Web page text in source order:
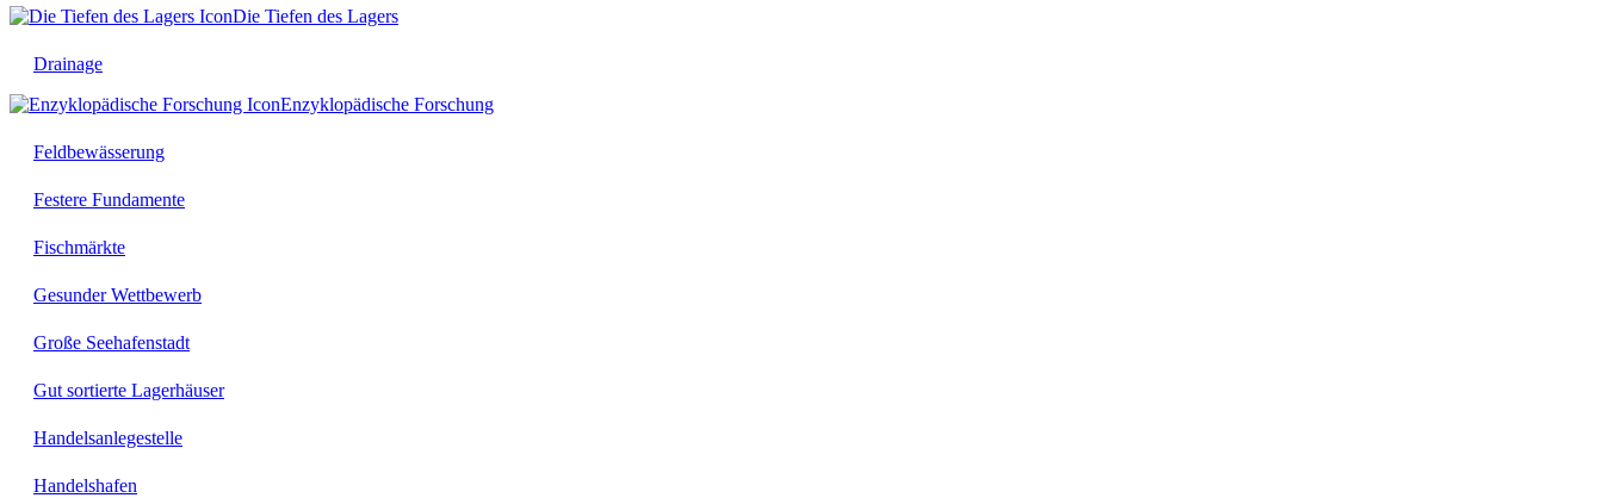
Die Tiefen des Lagers
Drainage
Enzyklopädische Forschung
Feldbewässerung
Festere Fundamente
Fischmärkte
Gesunder Wettbewerb
Große Seehafenstadt
Gut sortierte Lagerhäuser
Handelsanlegestelle
Handelshafen